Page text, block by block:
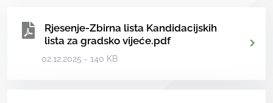
Rjesenje-Zbirna lista Kandidacijskih
lista za gradsko vijeće.pdf
02.12.2025 - 140 KB